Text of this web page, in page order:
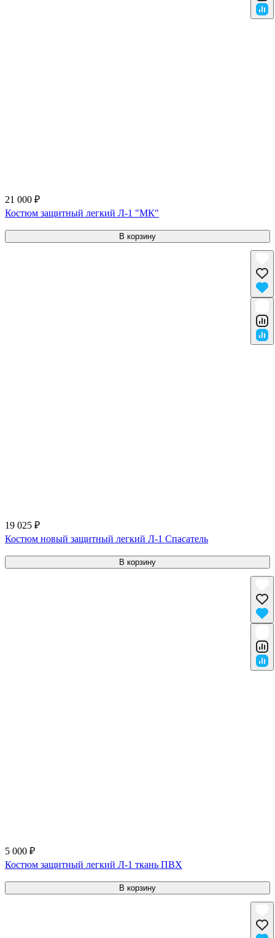
21 000 ₽
Костюм защитный легкий Л-1 "МК"
В корзину
19 025 ₽
Костюм новый защитный легкий Л-1 Спасатель
В корзину
5 000 ₽
Костюм защитный легкий Л-1 ткань ПВХ
В корзину